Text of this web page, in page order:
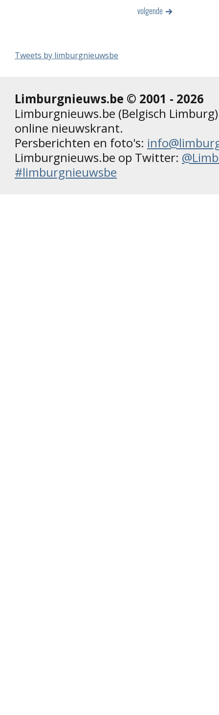
volgende
Tweets by limburgnieuwsbe
Limburgnieuws.be © 2001 - 2026
Limburgnieuws.be (Belgisch
online nieuwskrant.
Persberichten en foto's:
Limburgnieuws.be op Twitter:
#limburgnieuwsbe